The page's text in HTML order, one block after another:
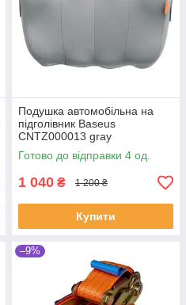
Подушка автомобільна на
підголівник Baseus
CNTZ000013 gray
(SH020861)
Готово до відправки 4 од.
1 040 ₴ 1 200 ₴
Купити
–9%